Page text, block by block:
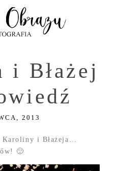
i Błażej
2013
Karoliny i Błażeja…
🙂